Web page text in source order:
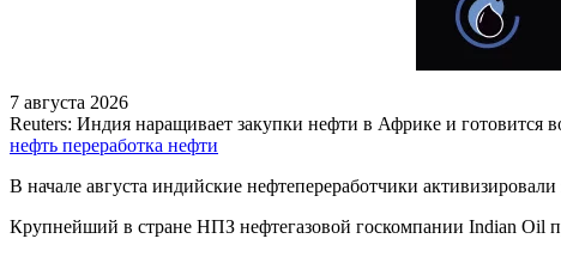
7 августа 2026
Reuters: Индия наращивает закупки нефти в Африке и готовится
нефть переработка нефти
В начале августа индийские нефтепереработчики
Крупнейший в стране НПЗ нефтегазовой госкомпании Indian Oil